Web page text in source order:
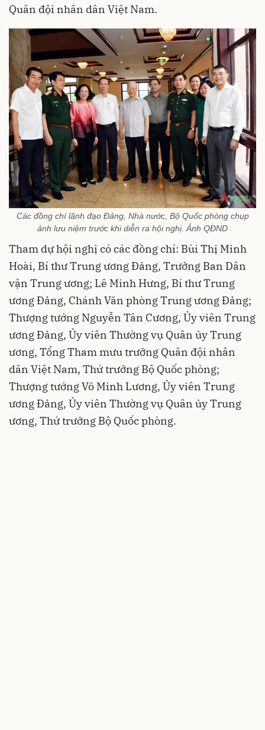
Quân đội nhân dân Việt Nam.
Các đồng chí lãnh đạo Đảng, Nhà nước, Bộ Quốc phòng chụp
ảnh lưu niệm trước khi diễn ra hội nghị. Ảnh QĐND
Tham dự hội nghị có các đồng chí: Bùi Thị Minh
Hoài, Bí thư Trung ương Đảng, Trưởng Ban Dân
vận Trung ương; Lê Minh Hưng, Bí thư Trung
ương Đảng, Chánh Văn phòng Trung ương Đảng;
Thượng tướng Nguyễn Tân Cương, Ủy viên Trung
ương Đảng, Ủy viên Thường vụ Quân ủy Trung
ương, Tổng Tham mưu trưởng Quân đội nhân
dân Việt Nam, Thứ trưởng Bộ Quốc phòng;
Thượng tướng Võ Minh Lương, Ủy viên Trung
ương Đảng, Ủy viên Thường vụ Quân ủy Trung
ương, Thứ trưởng Bộ Quốc phòng.